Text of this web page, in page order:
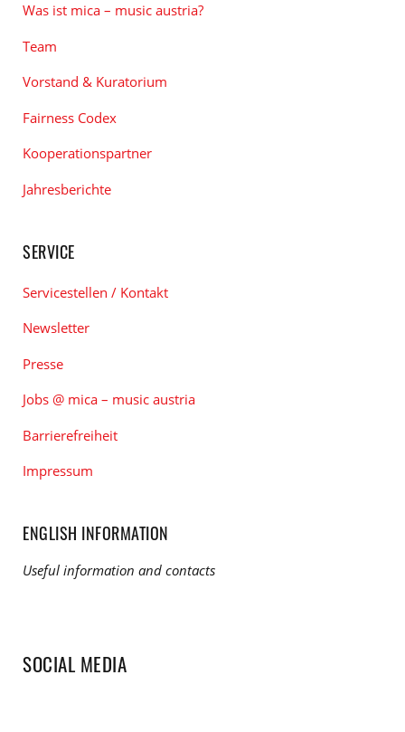
Was ist mica – music austria?
Team
Vorstand & Kuratorium
Fairness Codex
Kooperationspartner
Jahresberichte
SERVICE
Servicestellen / Kontakt
Newsletter
Presse
Jobs @ mica – music austria
Barrierefreiheit
Impressum
ENGLISH INFORMATION
Useful information and contacts
SOCIAL MEDIA